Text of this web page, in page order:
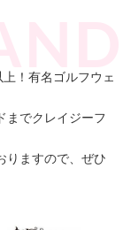
！有名ゴルフウェ
までクレイジーフ
りますので、ぜひ